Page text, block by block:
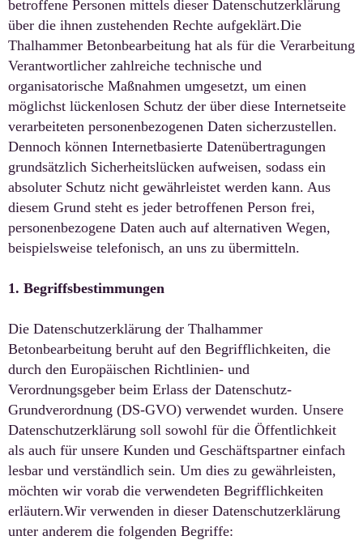
betroffene Personen mittels dieser Datenschutzerklärung
über die ihnen zustehenden Rechte aufgeklärt.Die
Thalhammer Betonbearbeitung hat als für die Verarbeitung
Verantwortlicher zahlreiche technische und
organisatorische Maßnahmen umgesetzt, um einen
möglichst lückenlosen Schutz der über diese Internetseite
verarbeiteten personenbezogenen Daten sicherzustellen.
Dennoch können Internetbasierte Datenübertragungen
grundsätzlich Sicherheitslücken aufweisen, sodass ein
absoluter Schutz nicht gewährleistet werden kann. Aus
diesem Grund steht es jeder betroffenen Person frei,
personenbezogene Daten auch auf alternativen Wegen,
beispielsweise telefonisch, an uns zu übermitteln.
1. Begriffsbestimmungen
Die Datenschutzerklärung der Thalhammer
Betonbearbeitung beruht auf den Begrifflichkeiten, die
durch den Europäischen Richtlinien- und
Verordnungsgeber beim Erlass der Datenschutz-
Grundverordnung (DS-GVO) verwendet wurden. Unsere
Datenschutzerklärung soll sowohl für die Öffentlichkeit
als auch für unsere Kunden und Geschäftspartner einfach
lesbar und verständlich sein. Um dies zu gewährleisten,
möchten wir vorab die verwendeten Begrifflichkeiten
erläutern.Wir verwenden in dieser Datenschutzerklärung
unter anderem die folgenden Begriffe: